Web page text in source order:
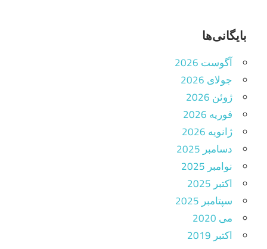
بایگانی‌ها
آگوست 2026
جولای 2026
ژوئن 2026
فوریه 2026
ژانویه 2026
دسامبر 2025
نوامبر 2025
اکتبر 2025
سپتامبر 2025
می 2020
اکتبر 2019